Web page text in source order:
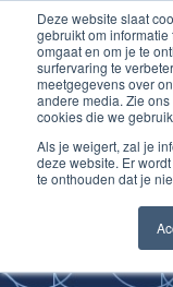
Deze website slaat
gebruikt om
omgaat en om je te
surfervaring te
meetgegevens over
andere media. Zie
cookies die we
Als je weigert, zal je
deze website. Er
te onthouden dat je
Ga
naar
de
inhoud
Medical